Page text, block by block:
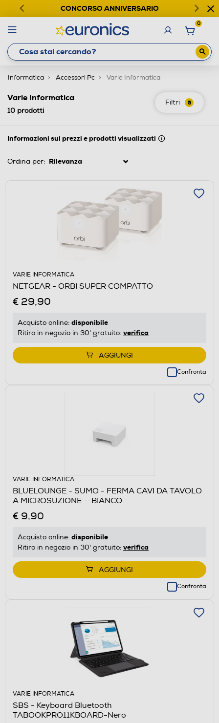
CONCORSO ANNIVERSARIO
0
Informatica Accessori Pc Varie Informatica
Filtri 5
Varie Informatica
10 prodotti
Informazioni sui prezzi e prodotti visualizzati
Ordina per:
VARIE INFORMATICA
NETGEAR - ORBI SUPER COMPATTO
€ 29,90
Acquisto online: disponibile
Ritiro in negozio in 30' gratuito: verifica
AGGIUNGI
Confronta
VARIE INFORMATICA
BLUELOUNGE - SUMO - FERMA CAVI DA TAVOLO
A MICROSUZIONE --BIANCO
€ 9,90
Acquisto online: disponibile
Ritiro in negozio in 30' gratuito: verifica
AGGIUNGI
Confronta
VARIE INFORMATICA
SBS - Keyboard Bluetooth
TABOOKPRO11KBOARD-Nero